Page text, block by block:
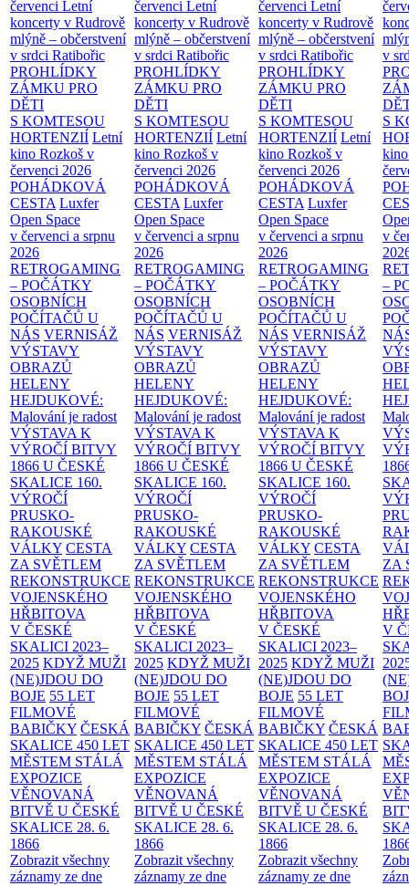
červenci Letní
koncerty v Rudrově
mlýně – občerstvení
v srdci Ratibořic
PROHLÍDKY
ZÁMKU PRO
DĚTI
S KOMTESOU
HORTENZIÍ Letní
kino Rozkoš v
červenci 2026
POHÁDKOVÁ
CESTA Luxfer
Open Space
v červenci a srpnu
2026
RETROGAMING
– POČÁTKY
OSOBNÍCH
POČÍTAČŮ U
NÁS VERNISÁŽ
VÝSTAVY
OBRAZŮ
HELENY
HEJDUKOVÉ:
Malování je radost
VÝSTAVA K
VÝROČÍ BITVY
1866 U ČESKÉ
SKALICE 160.
VÝROČÍ
PRUSKO-
RAKOUSKÉ
VÁLKY CESTA
ZA SVĚTLEM
REKONSTRUKCE
VOJENSKÉHO
HŘBITOVA
V ČESKÉ
SKALICI 2023–
2025 KDYŽ MUŽI
(NE)JDOU DO
BOJE 55 LET
FILMOVÉ
BABIČKY ČESKÁ
SKALICE 450 LET
MĚSTEM STÁLÁ
EXPOZICE
VĚNOVANÁ
BITVĚ U ČESKÉ
SKALICE 28. 6.
1866
Zobrazit všechny
záznamy ze dne
červenci Letní
koncerty v Rudrově
mlýně – občerstvení
v srdci Ratibořic
PROHLÍDKY
ZÁMKU PRO
DĚTI
S KOMTESOU
HORTENZIÍ Letní
kino Rozkoš v
červenci 2026
POHÁDKOVÁ
CESTA Luxfer
Open Space
v červenci a srpnu
2026
RETROGAMING
– POČÁTKY
OSOBNÍCH
POČÍTAČŮ U
NÁS VERNISÁŽ
VÝSTAVY
OBRAZŮ
HELENY
HEJDUKOVÉ:
Malování je radost
VÝSTAVA K
VÝROČÍ BITVY
1866 U ČESKÉ
SKALICE 160.
VÝROČÍ
PRUSKO-
RAKOUSKÉ
VÁLKY CESTA
ZA SVĚTLEM
REKONSTRUKCE
VOJENSKÉHO
HŘBITOVA
V ČESKÉ
SKALICI 2023–
2025 KDYŽ MUŽI
(NE)JDOU DO
BOJE 55 LET
FILMOVÉ
BABIČKY ČESKÁ
SKALICE 450 LET
MĚSTEM STÁLÁ
EXPOZICE
VĚNOVANÁ
BITVĚ U ČESKÉ
SKALICE 28. 6.
1866
Zobrazit všechny
záznamy ze dne
červenci Letní
koncerty v Rudrově
mlýně – občerstvení
v srdci Ratibořic
PROHLÍDKY
ZÁMKU PRO
DĚTI
S KOMTESOU
HORTENZIÍ Letní
kino Rozkoš v
červenci 2026
POHÁDKOVÁ
CESTA Luxfer
Open Space
v červenci a srpnu
2026
RETROGAMING
– POČÁTKY
OSOBNÍCH
POČÍTAČŮ U
NÁS VERNISÁŽ
VÝSTAVY
OBRAZŮ
HELENY
HEJDUKOVÉ:
Malování je radost
VÝSTAVA K
VÝROČÍ BITVY
1866 U ČESKÉ
SKALICE 160.
VÝROČÍ
PRUSKO-
RAKOUSKÉ
VÁLKY CESTA
ZA SVĚTLEM
REKONSTRUKCE
VOJENSKÉHO
HŘBITOVA
V ČESKÉ
SKALICI 2023–
2025 KDYŽ MUŽI
(NE)JDOU DO
BOJE 55 LET
FILMOVÉ
BABIČKY ČESKÁ
SKALICE 450 LET
MĚSTEM STÁLÁ
EXPOZICE
VĚNOVANÁ
BITVĚ U ČESKÉ
SKALICE 28. 6.
1866
Zobrazit všechny
záznamy ze dne
v
S
v
–
ZA
V